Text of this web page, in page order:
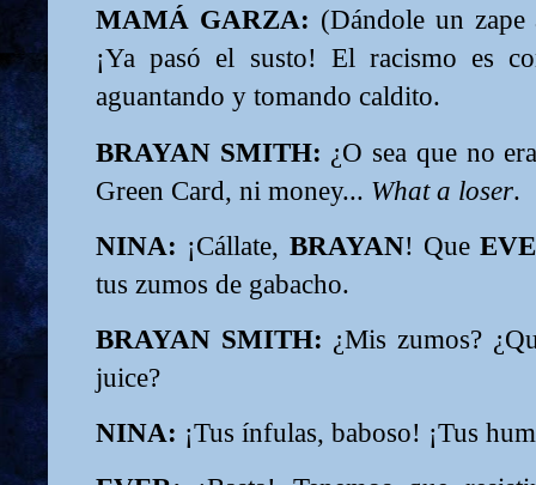
MAMÁ GARZA: (Dándole un
¡Ya pasó el susto! El racismo es
aguantando y tomando caldito.
BRAYAN SMITH: ¿O sea que no
Green Card, ni money... What a loser.
NINA: ¡Cállate, BRAYAN! Que
tus zumos de gabacho.
BRAYAN SMITH: ¿Mis zumos?
juice?
NINA: ¡Tus ínfulas, baboso! ¡Tus